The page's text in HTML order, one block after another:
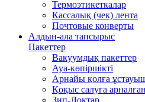
Термоэтикеткалар
Кассалық (чек) лента
Почтовые конверты
Алдын-ала тапсырыс
Пакеттер
Вакуумдық пакеттер
Ауа-көпіршікті
Арнайы қолға ұстауыш
Қоқыс салуға арналған
Зип-Локтар